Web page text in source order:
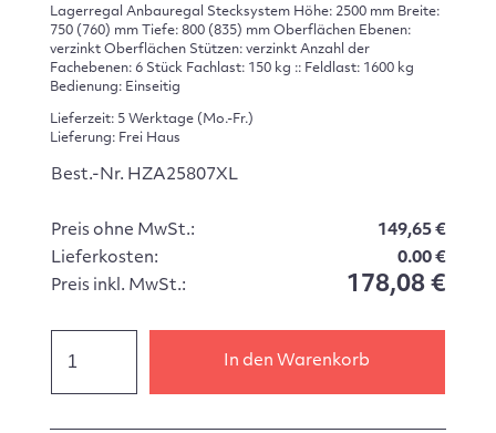
Lagerregal Anbauregal Stecksystem Höhe: 2500 mm Breite:
750 (760) mm Tiefe: 800 (835) mm Oberflächen Ebenen:
verzinkt Oberflächen Stützen: verzinkt Anzahl der
Fachebenen: 6 Stück Fachlast: 150 kg :: Feldlast: 1600 kg
Bedienung: Einseitig
Lieferzeit: 5 Werktage (Mo.-Fr.)
Lieferung: Frei Haus
Best.-Nr. HZA25807XL
Preis ohne MwSt.:
149,65 €
Lieferkosten:
0.00 €
Preis inkl. MwSt.:
178,08 €
In den Warenkorb